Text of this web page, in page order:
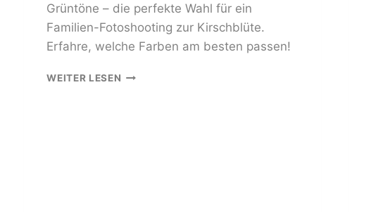
Grüntöne – die perfekte Wahl für ein
Familien-Fotoshooting zur Kirschblüte.
Erfahre, welche Farben am besten passen!
WEITER LESEN FAMILIENFOTOGRAF